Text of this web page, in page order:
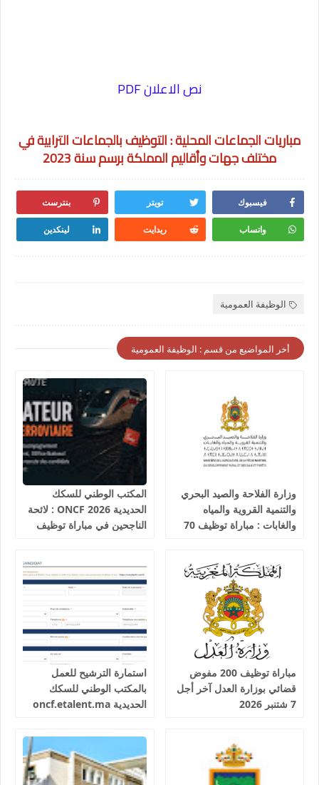
نص الاعلان PDF
مباريات الجماعات المحلية : التوظيف بالجماعات الترابية في
مختلف جهات وأقاليم المملكة برسم سنة 2023
فيسبوك تويتر بنترست
واتساب ريدايت لينكدين
الوظيفة العمومية
أخر المواضيع من قسم : الوظيفة العمومية
وزارة الفلاحة والصيد البحري
والتنمية القروية والمياه
والغابات : مباراة توظيف 70
المكتب الوطني للسكك
الحديدية 2026 ONCF : لائحة
الناجحين في مباراة توظيف
مباراة توظيف 200 مفوض
قضائي بوزارة العدل آخر أجل
7 شتنبر 2026
استمارة الترشيح للعمل
بالمكتب الوطني للسكك
الحديدية oncf.etalent.ma